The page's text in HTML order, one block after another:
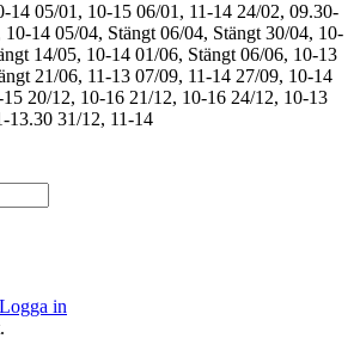
14 05/01, 10-15 06/01, 11-14 24/02, 09.30-
10-14 05/04, Stängt 06/04, Stängt 30/04, 10-
14/05, 10-14 01/06, Stängt 06/06, 10-13
21/06, 11-13 07/09, 11-14 27/09, 10-14
15 20/12, 10-16 21/12, 10-16 24/12, 10-13
13.30 31/12, 11-14
Logga in